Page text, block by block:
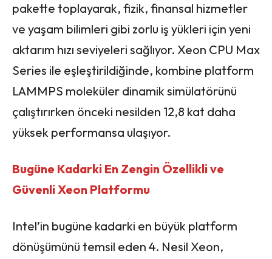
pakette toplayarak, fizik, finansal hizmetler
ve yaşam bilimleri gibi zorlu iş yükleri için yeni
aktarım hızı seviyeleri sağlıyor. Xeon CPU Max
Series ile eşleştirildiğinde, kombine platform
LAMMPS moleküler dinamik simülatörünü
çalıştırırken önceki nesilden 12,8 kat daha
yüksek performansa ulaşıyor.
Bugüne Kadarki En Zengin Özellikli ve
Güvenli Xeon Platformu
Intel’in bugüne kadarki en büyük platform
dönüşümünü temsil eden 4. Nesil Xeon,